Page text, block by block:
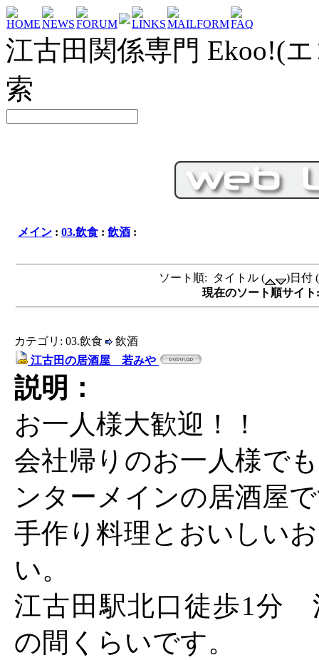
HOMENEWSFORUM LINKSMAILFORMFAQ
江古田関係専門 Ekoo!(
索
メイン : 03.飲食 : 飲酒 :
ソート順: タイトル (
)日付 (
現在のソート順サイ
カテゴリ: 03.飲食
飲酒
江古田の居酒屋 若みや
説明：
お一人様大歓迎！！
会社帰りのお一人様で
ンターメインの居酒屋
手作り料理とおいしい
い。
江古田駅北口徒歩1分
の間くらいです。